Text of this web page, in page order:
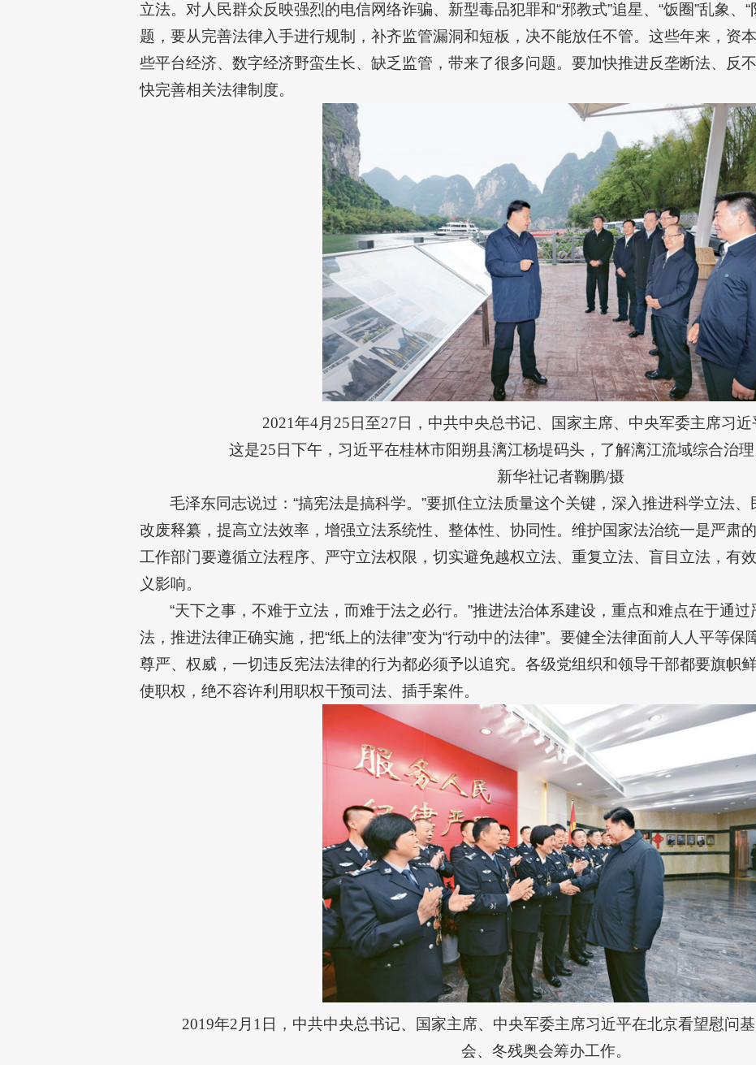
立法。对人民群众反映强烈的电信网络诈骗、新型毒品犯罪和“邪教式”追星、“饭圈”乱象、
题，要从完善法律入手进行规制，补齐监管漏洞和短板，决不能放任不管。这些年来，资
些平台经济、数字经济野蛮生长、缺乏监管，带来了很多问题。要加快推进反垄断法、反
快完善相关法律制度。
2021年4月25日至27日，中共中央总书记、国家主席、中央军委主席习近
这是25日下午，习近平在桂林市阳朔县漓江杨堤码头，了解漓江流域综合治理
新华社记者鞠鹏/摄
毛泽东同志说过：“搞宪法是搞科学。”要抓住立法质量这个关键，深入推进科学立法
改废释纂，提高立法效率，增强立法系统性、整体性、协同性。维护国家法治统一是严肃
工作部门要遵循立法程序、严守立法权限，切实避免越权立法、重复立法、盲目立法，有
义影响。
“天下之事，不难于立法，而难于法之必行。”推进法治体系建设，重点和难点在于通
法，推进法律正确实施，把“纸上的法律”变为“行动中的法律”。要健全法律面前人人平等保
尊严、权威，一切违反宪法法律的行为都必须予以追究。各级党组织和领导干部都要旗帜
使职权，绝不容许利用职权干预司法、插手案件。
2019年2月1日，中共中央总书记、国家主席、中央军委主席习近平在北京看望慰问
会、冬残奥会筹办工作。